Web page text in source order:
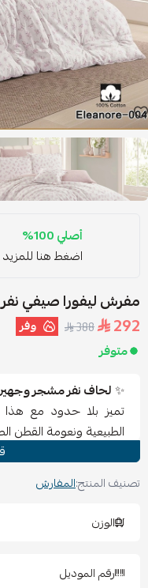
أصلي 100%
اضغط هنا
مفرش ليفورا صيفي نفر 4 قطع
292
388 وفر
متوفر
✨لحاف نفر مشجر وجهين قطن 100٪
تميز بلا حدود مع هذا
الطبيعية ونعومة القطن
في آن واحد. تصميمه
المحتويات:
1 لحاف قطن 100٪ مقاس 170×230 سم
1 كيس مخدة مقاس 50×75 سم
تصنيف المنتج:المفارش
الوزن
رقم الموديل